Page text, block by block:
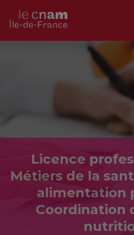
Licence
Métiers de la
alimentation
Coordination